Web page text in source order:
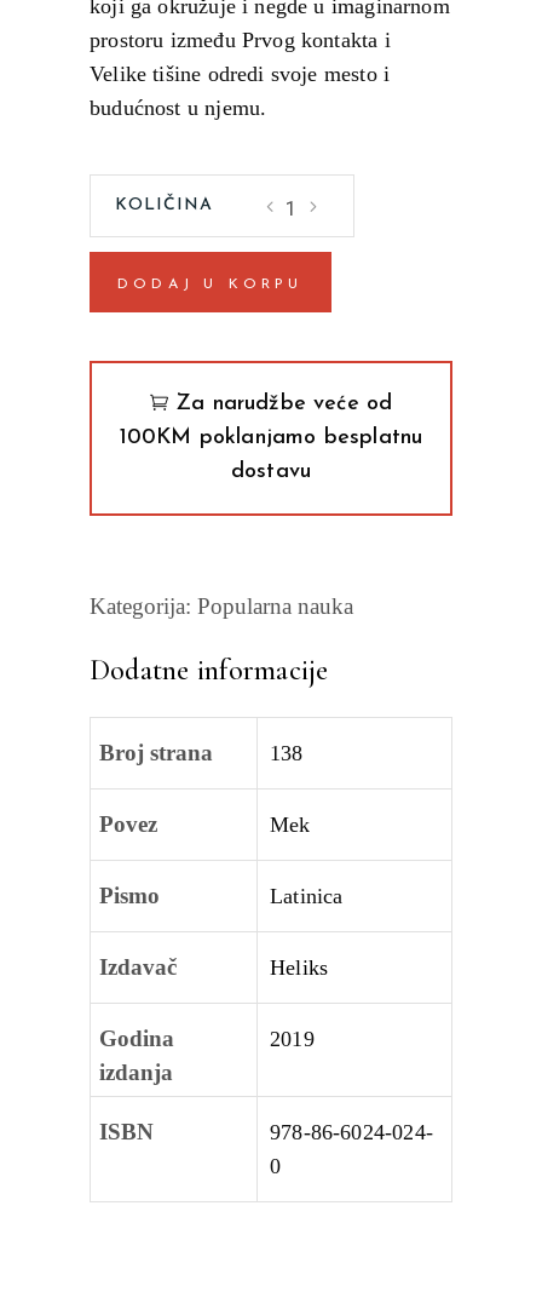
koji ga okružuje i negde u imaginarnom
prostoru između Prvog kontakta i
Velike tišine odredi svoje mesto i
budućnost u njemu.
seti?
I
nam
je
potreban
Milan
DODAJ U KORPU
Za narudžbe veće od
100KM poklanjamo besplatnu
dostavu
Kategorija: Popularna nauka
Dodatne informacije
Broj strana 138
Povez Mek
Pismo Latinica
Izdavač Heliks
Godina
izdanja
2019
ISBN
978-86-6024-024-
0